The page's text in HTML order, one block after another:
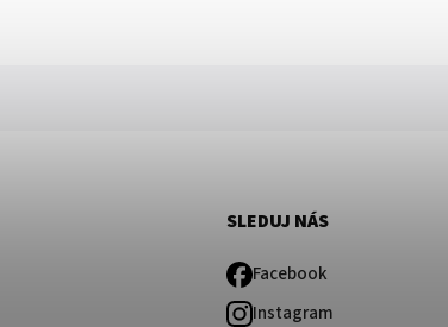
SLEDUJ NÁS
Facebook
Instagram